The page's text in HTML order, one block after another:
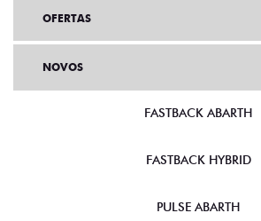
OFERTAS
NOVOS
FASTBACK ABARTH
FASTBACK HYBRID
PULSE ABARTH